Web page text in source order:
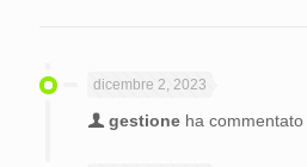
dicembre 2, 2023
gestione ha commentato